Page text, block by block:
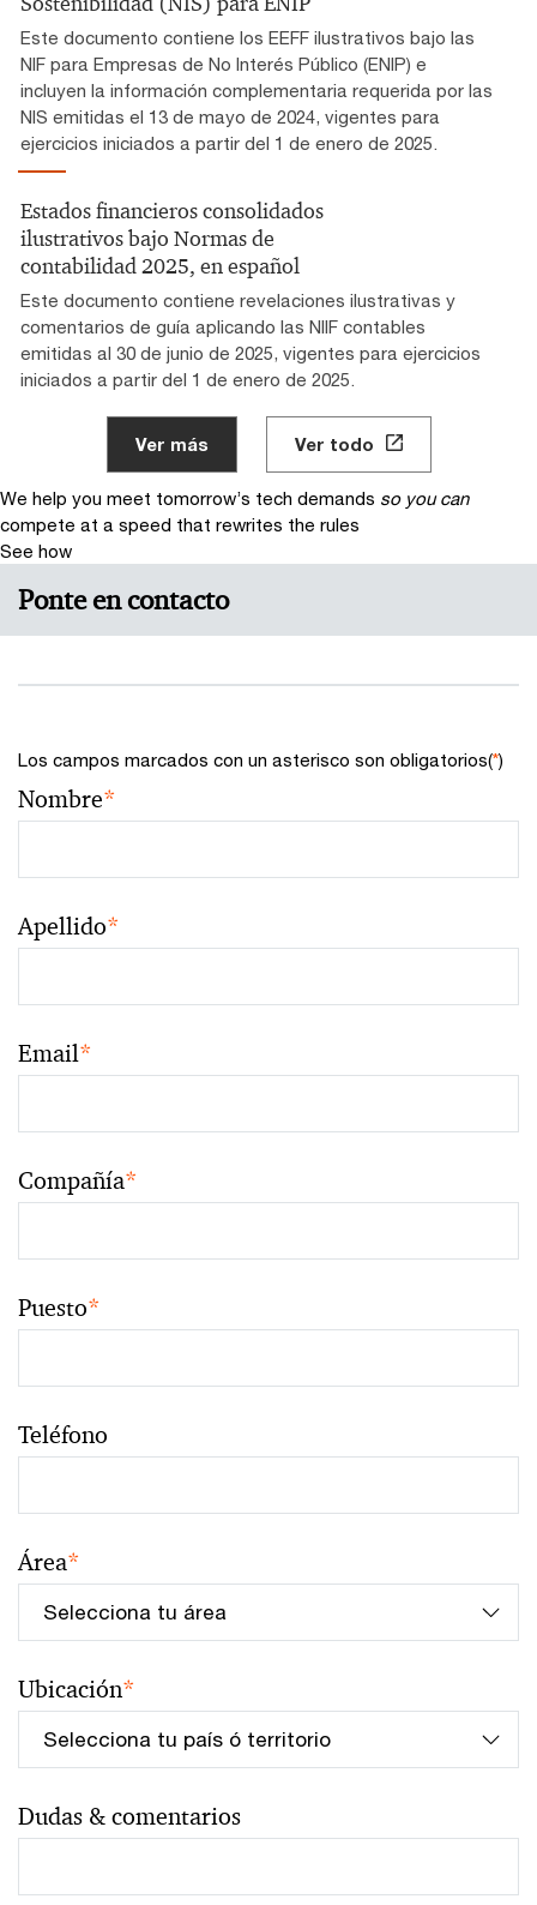
Este documento contiene los EEFF ilustrativos bajo las
NIF para Empresas de No Interés Público (ENIP) e
incluyen la información complementaria requerida por las
NIS emitidas el 13 de mayo de 2024, vigentes para
ejercicios iniciados a partir del 1 de enero de 2025.
Estados financieros consolidados
ilustrativos bajo Normas de
contabilidad 2025, en español
Este documento contiene revelaciones ilustrativas y
comentarios de guía aplicando las NIIF contables
emitidas al 30 de junio de 2025, vigentes para ejercicios
iniciados a partir del 1 de enero de 2025.
Ver más Ver todo
We help you meet tomorrow’s tech demands so you can
compete at a speed that rewrites the rules
See how
Ponte en contacto
Los campos marcados con un asterisco son obligatorios(*)
Nombre*
Apellido*
Email*
Compañía*
Puesto*
Teléfono
Área*
Ubicación*
Dudas & comentarios